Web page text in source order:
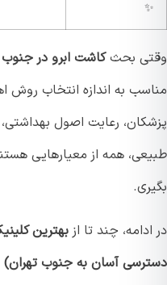
بحثکاشت ابرو در جنوب
به اندازه انتخاب روش
رعایت اصول بهداشتی،
همه از معیارهایی هستند
چند تا ازبهترین
آسان به جنوب تهران)